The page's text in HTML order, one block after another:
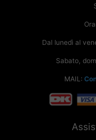
Dal lunedì al
Sabato,
MAIL: